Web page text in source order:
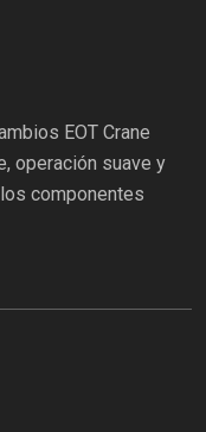
EOT Crane
operación suave y
componentes